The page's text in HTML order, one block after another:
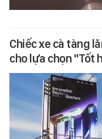
Chiếc xe cà tàng
cho lựa chọn "Tốt